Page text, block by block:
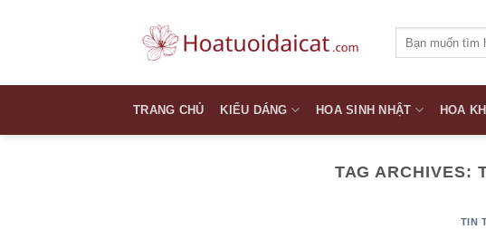
kiếm:
TRANG CHỦ KIỂU DÁNG HOA SINH NHẬT HOA
TAG ARCHIVES:
TIN